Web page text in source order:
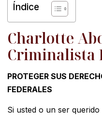
Índice
Charlotte
Criminalista
PROTEGER SUS
FEDERALES
Si usted o un ser